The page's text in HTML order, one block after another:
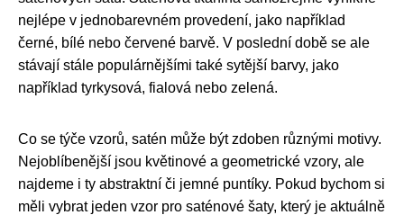
nejlépe v jednobarevném provedení, jako například
černé, bílé nebo červené barvě. V poslední době se ale
stávají stále populárnějšími také sytější barvy, jako
například tyrkysová, fialová nebo zelená.
Co se týče vzorů, satén může být zdoben různými motivy.
Nejoblíbenější jsou květinové a geometrické vzory, ale
najdeme i ty abstraktní či jemné puntíky. Pokud bychom si
měli vybrat jeden vzor pro saténové šaty, který je aktuálně